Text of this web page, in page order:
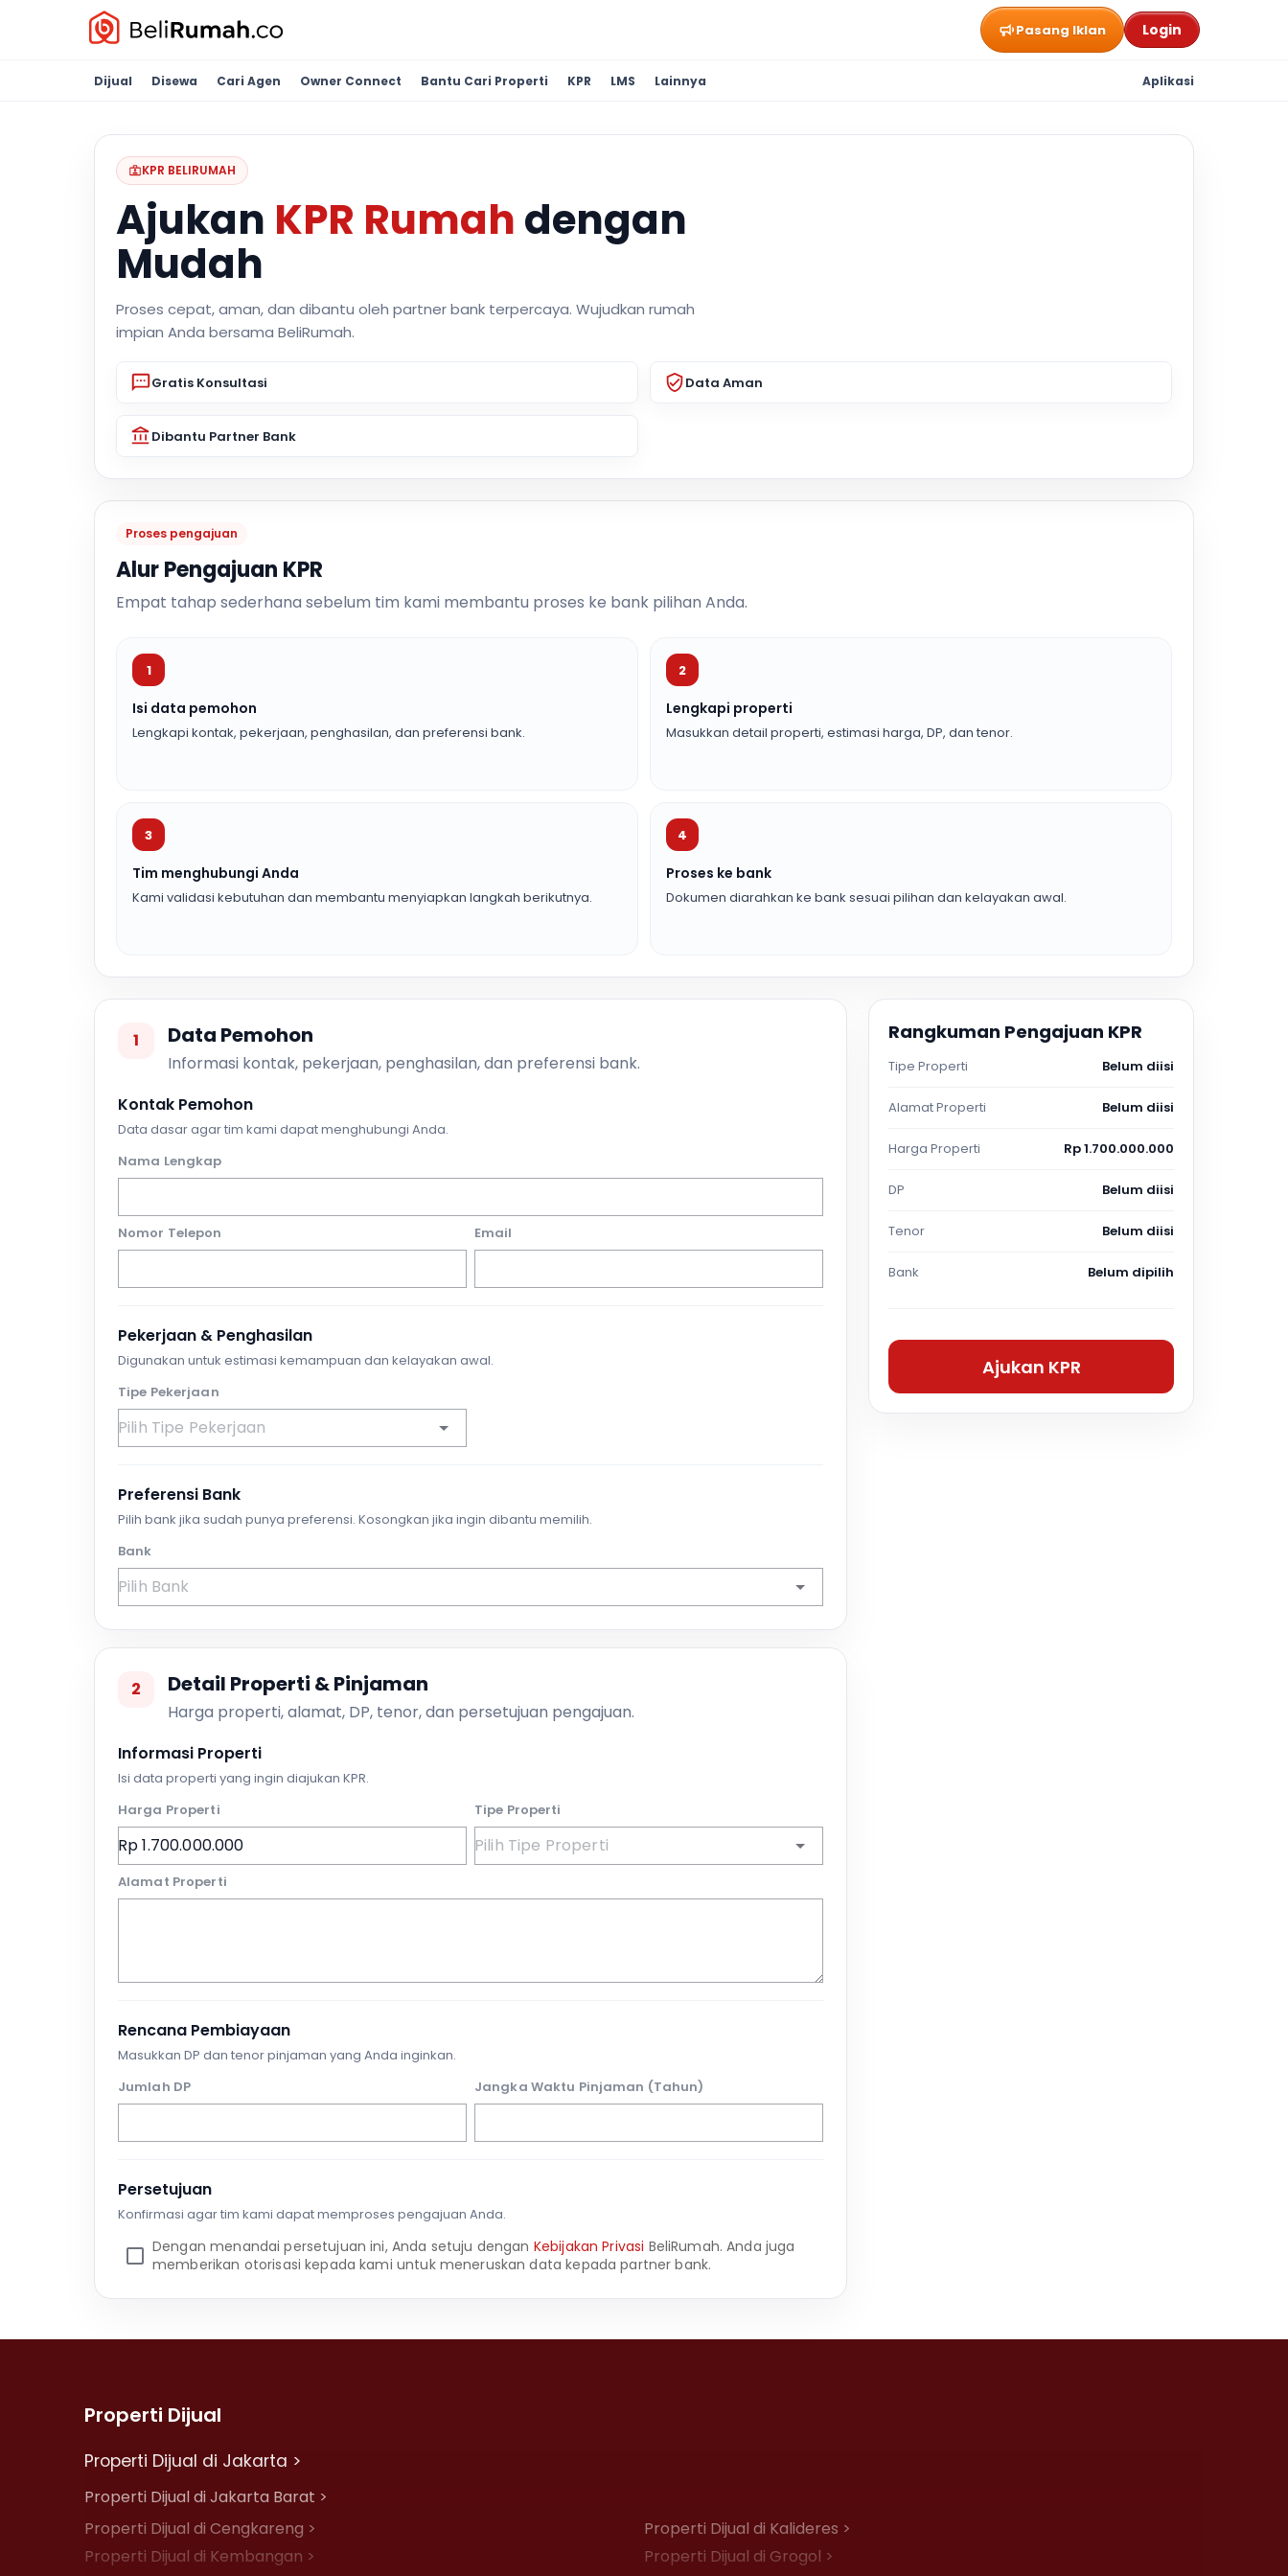
Pasang Iklan Login
Dijual Disewa Cari Agen Owner Connect Bantu Cari Properti KPR LMS Lainnya Aplikasi
KPR BELIRUMAH
Ajukan KPR Rumah dengan
Mudah
Proses cepat, aman, dan dibantu oleh partner bank terpercaya. Wujudkan rumah
impian Anda bersama BeliRumah.
Gratis Konsultasi Data Aman
Dibantu Partner Bank
Proses pengajuan
Alur Pengajuan KPR
Empat tahap sederhana sebelum tim kami membantu proses ke bank pilihan Anda.
1
Isi data pemohon
Lengkapi kontak, pekerjaan, penghasilan, dan preferensi bank.
2
Lengkapi properti
Masukkan detail properti, estimasi harga, DP, dan tenor.
3
Tim menghubungi Anda
Kami validasi kebutuhan dan membantu menyiapkan langkah berikutnya.
4
Proses ke bank
Dokumen diarahkan ke bank sesuai pilihan dan kelayakan awal.
1 Data Pemohon
Informasi kontak, pekerjaan, penghasilan, dan preferensi bank.
Kontak Pemohon
Data dasar agar tim kami dapat menghubungi Anda.
Nama Lengkap
Nomor Telepon Email
Pekerjaan & Penghasilan
Digunakan untuk estimasi kemampuan dan kelayakan awal.
Tipe Pekerjaan
Preferensi Bank
Pilih bank jika sudah punya preferensi. Kosongkan jika ingin dibantu memilih.
Bank
2 Detail Properti & Pinjaman
Harga properti, alamat, DP, tenor, dan persetujuan pengajuan.
Informasi Properti
Isi data properti yang ingin diajukan KPR.
Harga Properti
Tipe Properti
Alamat Properti
Rencana Pembiayaan
Masukkan DP dan tenor pinjaman yang Anda inginkan.
Jumlah DP
Jangka Waktu Pinjaman (Tahun)
Persetujuan
Konfirmasi agar tim kami dapat memproses pengajuan Anda.
Dengan menandai persetujuan ini, Anda setuju dengan Kebijakan Privasi BeliRumah. Anda juga
memberikan otorisasi kepada kami untuk meneruskan data kepada partner bank.
Rangkuman Pengajuan KPR
Tipe Properti Belum diisi
Alamat Properti Belum diisi
Harga Properti Rp 1.700.000.000
DP Belum diisi
Tenor Belum diisi
Bank Belum dipilih
Ajukan KPR
Properti Dijual
Properti Dijual di Jakarta >
Properti Dijual di Jakarta Barat >
Properti Dijual di Cengkareng >
Properti Dijual di Kalideres >
Properti Dijual di Kembangan >
Properti Dijual di Grogol >